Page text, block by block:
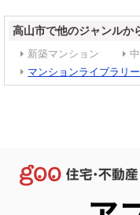
高山市で他のジャンルか
新築マンション
マンションライブラリー